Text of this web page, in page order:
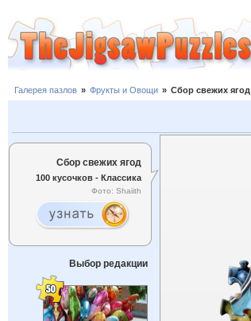
Галерея пазлов » Фрукты и Овощи » Сбор свежих ягод
Сбор свежих ягод
100 кусочков - Классика
Фото: Shaiith
Выбор редакции